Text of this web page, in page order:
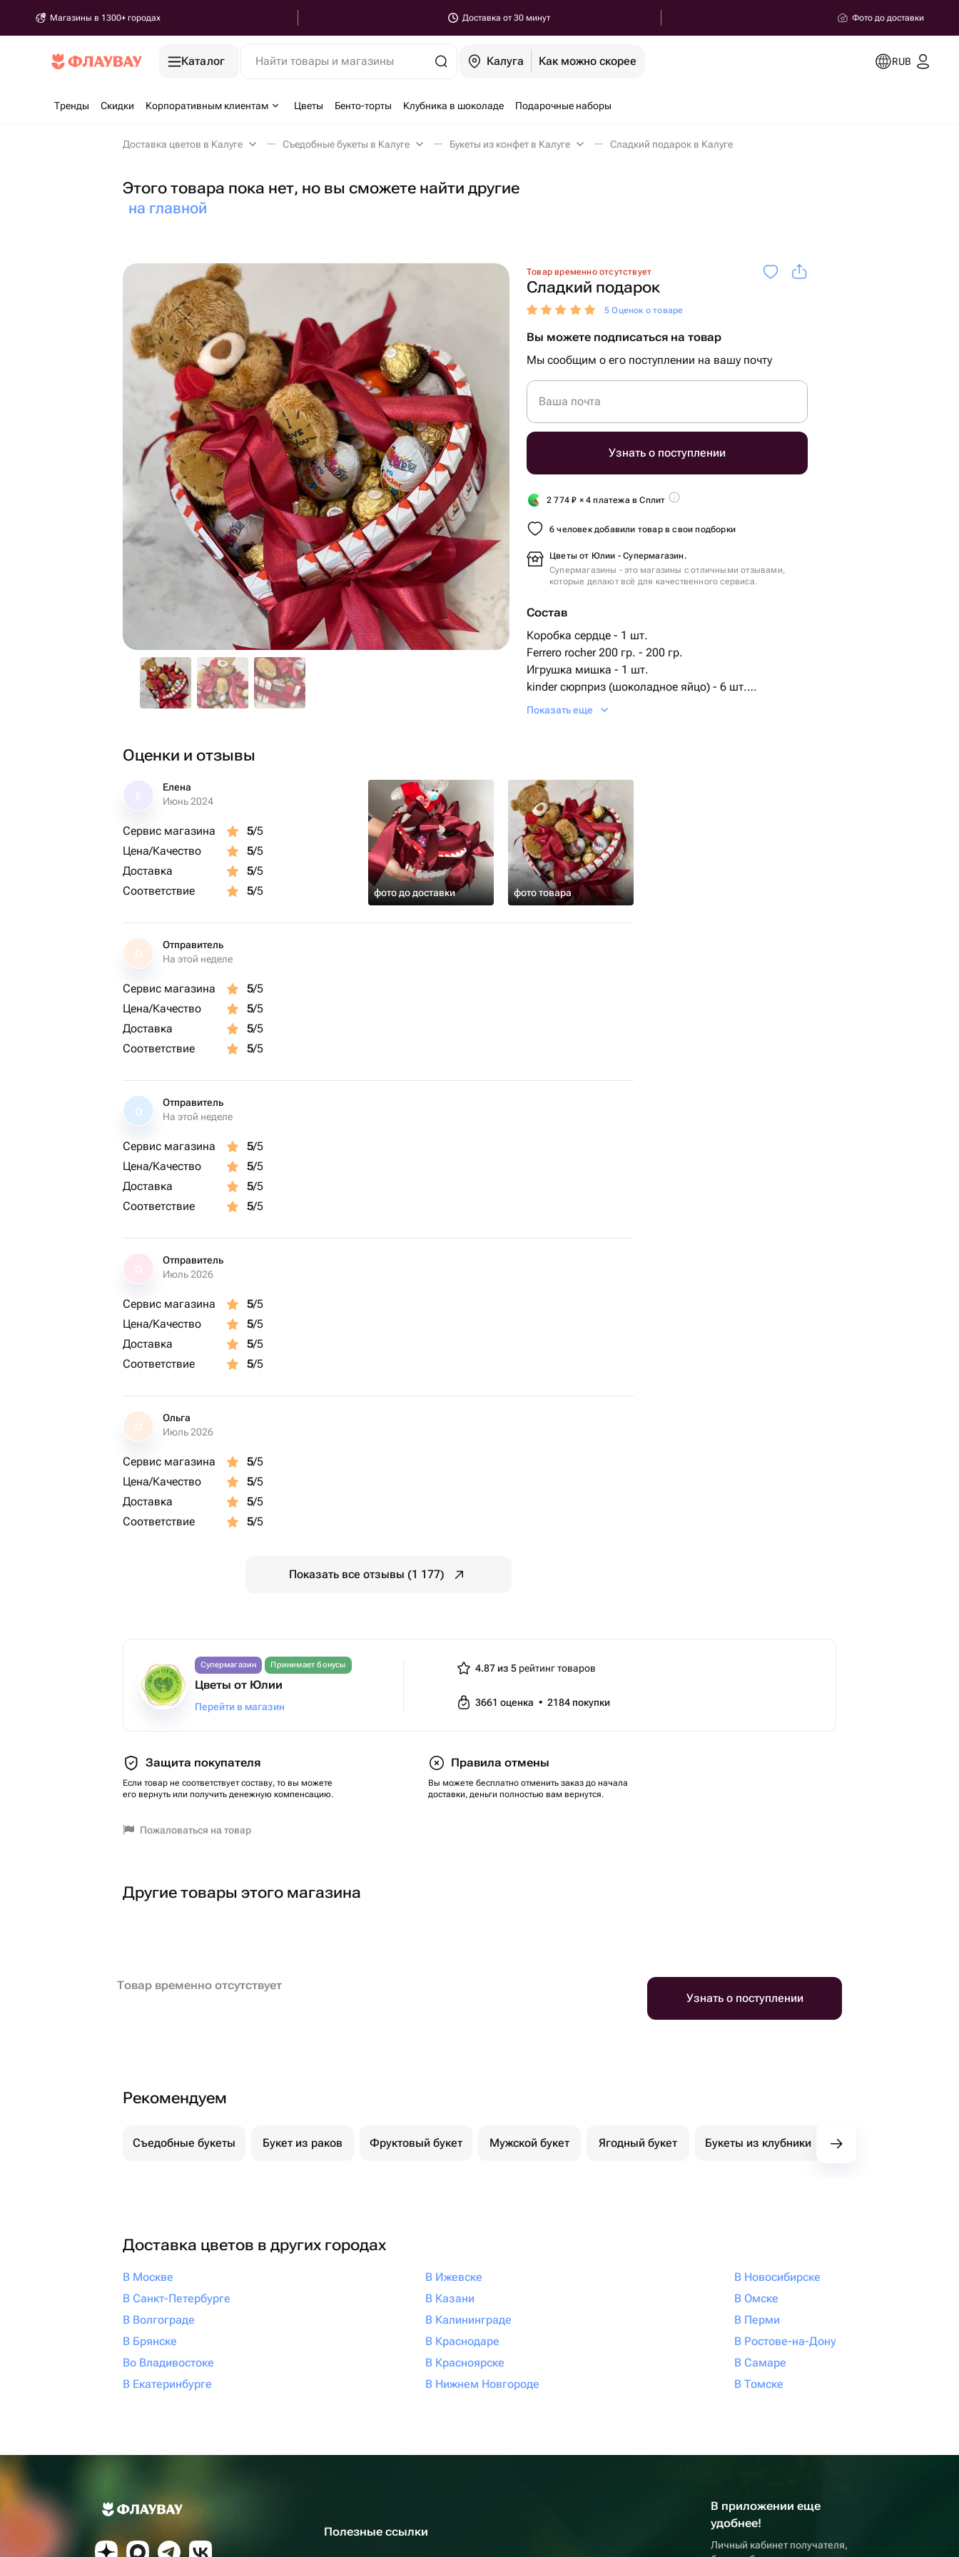
Магазины в 1300+ городах Доставка от 30 минут Фото до доставки
Каталог Найти товары и магазины Калуга Как можно скорее RUB
Тренды Скидки Корпоративным клиентам Цветы Бенто-торты Клубника в шоколаде Подарочные наборы
Доставка цветов в Калуге Съедобные букеты в Калуге Букеты из конфет в Калуге Сладкий подарок в Калуге
Этого товара пока нет, но вы сможете найти другие
на главной
Товар временно отсутствует
Сладкий подарок
5 Оценок о товаре
Вы можете подписаться на товар
Мы сообщим о его поступлении на вашу почту
Ваша почта
Узнать о поступлении
2 774₽ × 4 платежа в Сплит
6 человек добавили товар в свои подборки
Цветы от Юлии - Супермагазин.
Супермагазины - это магазины с отличными отзывами,
которые делают всё для качественного сервиса.
Состав
Коробка сердце - 1 шт.
Ferrero rocher 200 гр. - 200 гр.
Игрушка мишка - 1 шт.
kinder сюрприз (шоколадное яйцо) - 6 шт.
kinder chocolate 500 гр - 500 гр.
Показать еще
Оценки и отзывы
Елена
Июнь 2024
Сервис магазина 5/5
Цена/Качество
5/5
Доставка
5/5
Соответствие
5/5 фото до доставки фото товара
О
Отправитель
На этой неделе
Сервис магазина 5/5
Цена/Качество
5/5
Доставка
5/5
Соответствие
5/5
О
Отправитель
На этой неделе
Сервис магазина 5/5
Цена/Качество
5/5
Доставка
5/5
Соответствие
5/5
Отправитель
Июль 2026
Сервис магазина 5/5
Цена/Качество
5/5
Доставка
5/5
Соответствие
5/5
О
Ольга
Июль 2026
Сервис магазина 5/5
Цена/Качество
5/5
Доставка
5/5
Соответствие
5/5
Показать все отзывы (1 177)
Супермагазин Принимает бонусы
Цветы от Юлии
Перейти в магазин
4.87 из 5рейтинг товаров
3661 оценка • 2184 покупки
Защита покупателя
Если товар не соответствует составу, то вы можете
его вернуть или получить денежную компенсацию.
Правила отмены
Вы можете бесплатно отменить заказ до начала
доставки, деньги полностью вам вернутся.
Пожаловаться на товар
Другие товары этого магазина
Товар временно отсутствует
Узнать о поступлении
Рекомендуем
Съедобные букеты Букет из раков Фруктовый букет Мужской букет Ягодный букет Букеты из клубники Букет из конфет
Доставка цветов в других городах
В Москве
В Санкт-Петербурге
В Волгограде
В Брянске
Во Владивостоке
В Екатеринбурге
В Ижевске
В Казани
В Калининграде
В Краснодаре
В Красноярске
В Нижнем Новгороде
В Новосибирске
В Омске
В Перми
В Ростове-на-Дону
В Самаре
В Томске
Полезные ссылки
В приложении еще
удобнее!
Личный кабинет получателя,